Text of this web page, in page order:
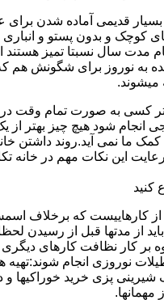
بسیار قدیمی آماده شدن برای
کوچک و بدون پستو و
مدت سال نسبتا تمیز هستند
به نوروز برای شگونش هم
میشوند.
کسی به صورت تمام وقت
انجام شود هیچ چیز بهتر
ما نمی آید.روند داشتن
این نکات مهم در خانه
کارهاییست که برخلاف
باید از مدتها قبل از رسیدن
بر کار نظافت کارهای
نوروزی انجام شوند:تهیه
شیرینی پزی خرید خوراکیها و
مهمانها.